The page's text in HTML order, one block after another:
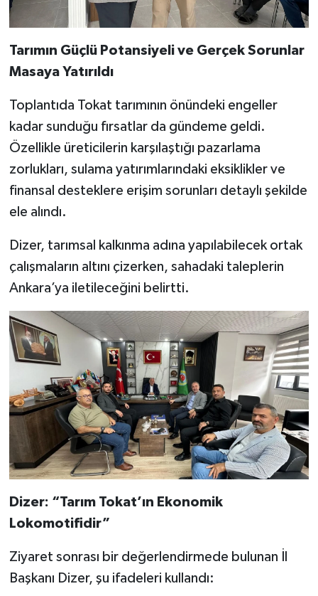
Tarımın Güçlü Potansiyeli ve Gerçek Sorunlar
Masaya Yatırıldı
Toplantıda Tokat tarımının önündeki engeller
kadar sunduğu fırsatlar da gündeme geldi.
Özellikle üreticilerin karşılaştığı pazarlama
zorlukları, sulama yatırımlarındaki eksiklikler ve
finansal desteklere erişim sorunları detaylı şekilde
ele alındı.
Dizer, tarımsal kalkınma adına yapılabilecek ortak
çalışmaların altını çizerken, sahadaki taleplerin
Ankara’ya iletileceğini belirtti.
Dizer: “Tarım Tokat’ın Ekonomik
Lokomotifidir”
Ziyaret sonrası bir değerlendirmede bulunan İl
Başkanı Dizer, şu ifadeleri kullandı: